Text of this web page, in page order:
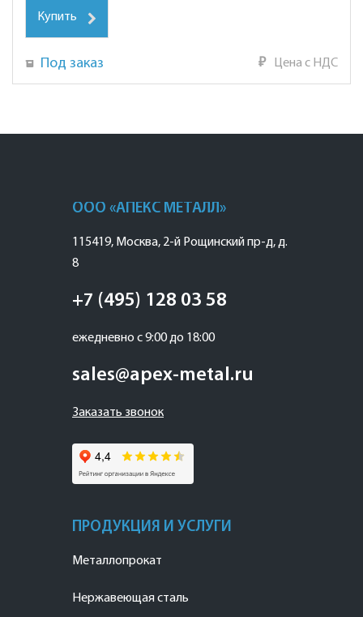
Купить
Под заказ ₽ Цена с НДС
ООО «АПЕКС МЕТАЛЛ»
115419, Москва, 2-й Рощинский пр-д, д.
8
+7 (495) 128 03 58
ежедневно с 9:00 до 18:00
sales@apex-metal.ru
Заказать звонок
ПРОДУКЦИЯ И УСЛУГИ
Металлопрокат
Нержавеющая сталь